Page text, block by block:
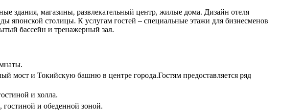
здания, магазины, развлекательный центр, жилые дома. Дизайн отеля
японской столицы. К услугам гостей – специальные этажи для бизнесменов
бассейн и тренажерный зал.
и Токийскую башню в центре города.Гостям предоставляется ряд
и холла.
и обеденной зоной.